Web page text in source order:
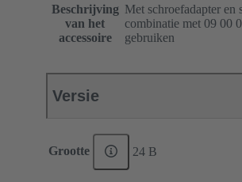
Beschrijving
van het
accessoire
Met schroefadapter en
combinatie met 09 00
gebruiken
Versie
Grootte 24 B